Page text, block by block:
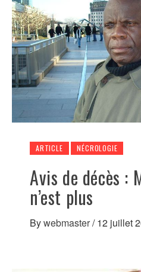
ARTICLE NÉCROLOGIE
Avis de décès :
n’est plus
Bywebmaster/ 12 juillet